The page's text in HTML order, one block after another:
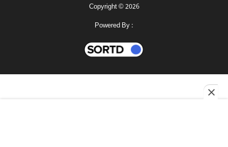
Copyright © 2026
Powered By :